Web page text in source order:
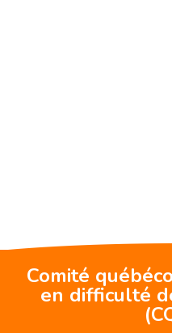
Comité
en difficulté